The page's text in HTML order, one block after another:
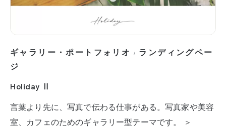
ギャラリー・ポートフォリオ / ランディングペー
ジ
Holiday Ⅱ
言葉より先に、写真で伝わる仕事がある。写真家や美容
室、カフェのためのギャラリー型テーマです。 ＞